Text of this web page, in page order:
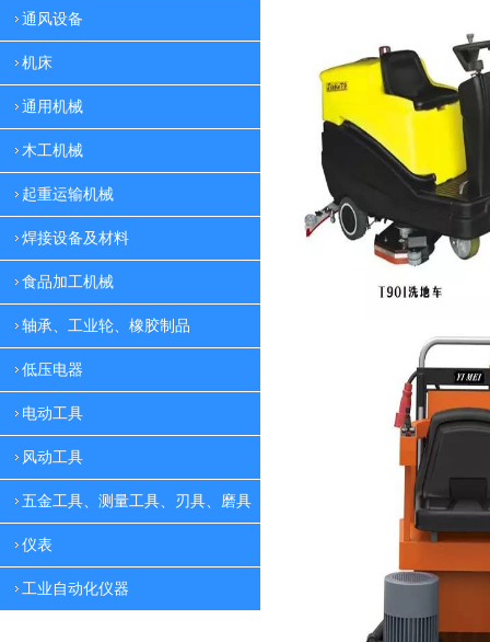
通风设备
机床
通用机械
木工机械
起重运输机械
焊接设备及材料
食品加工机械
轴承、工业轮、橡胶制品
低压电器
电动工具
风动工具
五金工具、测量工具、刃具、磨具
仪表
工业自动化仪器